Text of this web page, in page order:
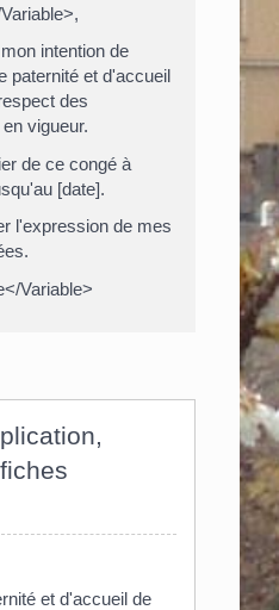
intention de
paternité et d'accueil
des
vigueur.
de ce congé à
[date].
l'expression de mes
Variable>
et d'accueil de